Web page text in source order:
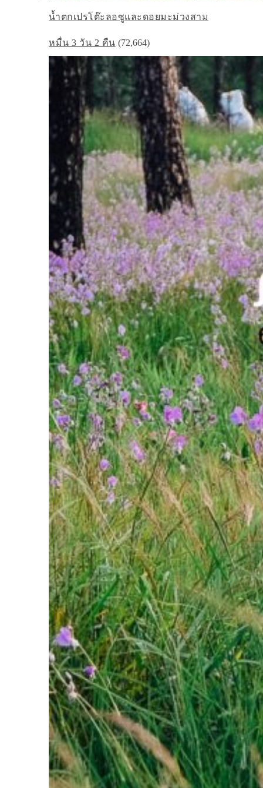
น้ำตกเปรโต๊ะลอซูและดอยมะม่วงสาม
หมื่น 3 วัน 2 คืน (72,664)